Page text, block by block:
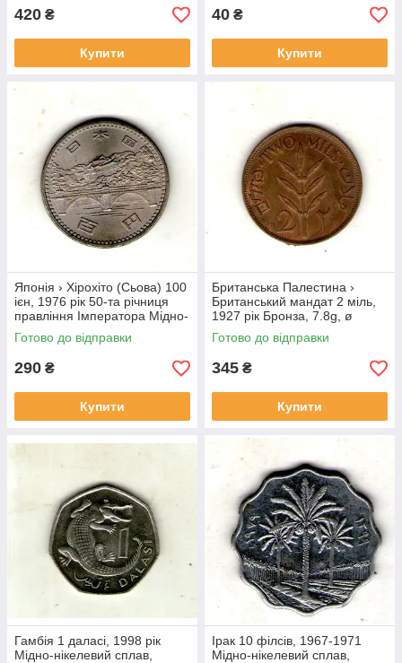
420 ₴
Купити
40 ₴
Купити
Японія › Хірохіто (Сьова) 100
ієн, 1976 рік 50-та річниця
правління Імператора Мідно-
нікелевий сплав, 12g, ø
30mm №3974
Готово до відправки
290 ₴
Купити
Британська Палестина ›
Британський мандат 2 міль,
1927 рік Бронза, 7.8g, ø
28mm №1852
Готово до відправки
345 ₴
Купити
Гамбія 1 даласі, 1998 рік
Мідно-нікелевий сплав,
Ірак 10 філсів, 1967-1971
Мідно-нікелевий сплав,